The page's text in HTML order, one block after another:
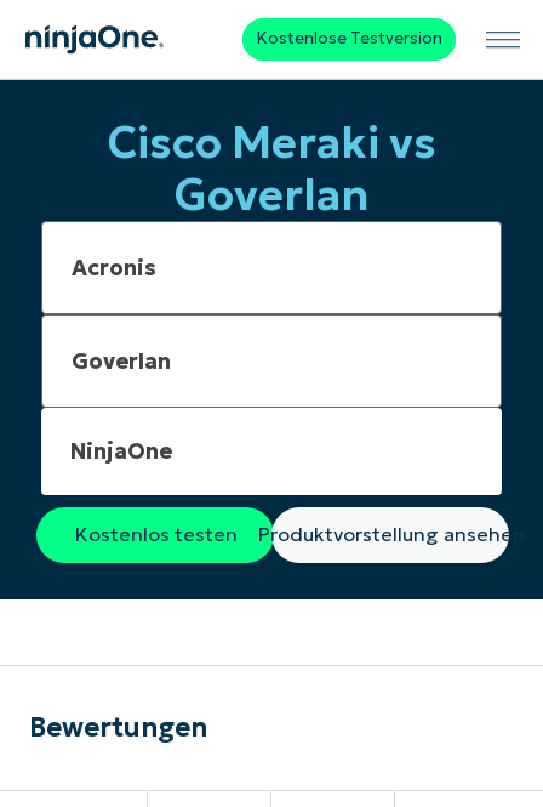
Kostenlose Testversion
Cisco Meraki vs
Goverlan
NinjaOne
Kostenlos testen Produktvorstellung ansehen
Bewertungen